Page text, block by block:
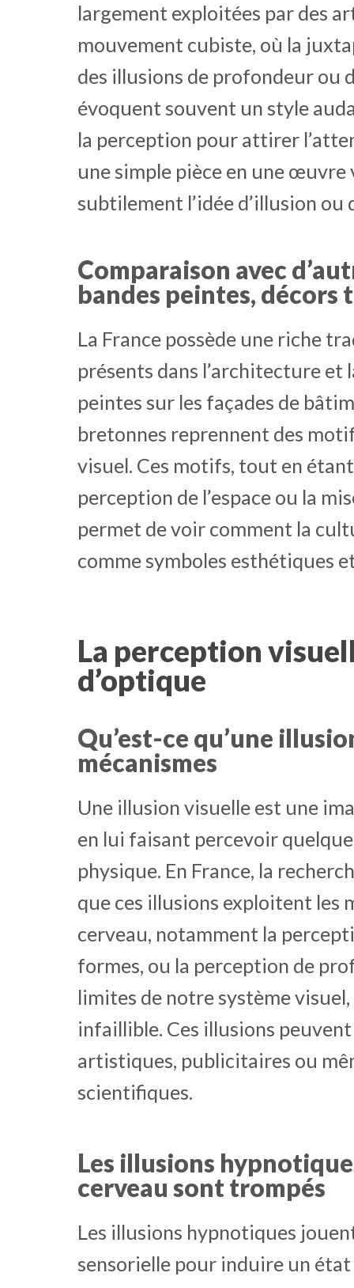
largement exploitées par des
mouvement cubiste, où la
des illusions de profondeur ou
évoquent souvent un style
la perception pour attirer
une simple pièce en une
subtilement l’idée d’illusion
Comparaison avec
bandes peintes,
La France possède une riche
présents dans l’architecture et
peintes sur les façades de
bretonnes reprennent des
visuel. Ces motifs, tout en
perception de l’espace ou la
permet de voir comment la
comme symboles esthétiques
La perception
d’optique
Qu’est-ce qu’une
mécanismes
Une illusion visuelle est une
en lui faisant percevoir
physique. En France, la
que ces illusions exploitent les
cerveau, notamment la
formes, ou la perception de
limites de notre système visuel,
infaillible. Ces illusions
artistiques, publicitaires ou
scientifiques.
Les illusions
cerveau sont trompés
Les illusions hypnotiques
sensorielle pour induire un